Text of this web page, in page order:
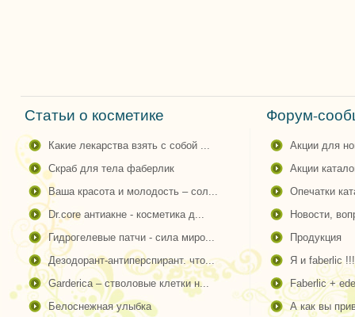
Статьи о косметике
какие лекарства взять с собой ...
скраб для тела фаберлик
ваша красота и молодость – сол...
dr.core антиакне - косметика д...
гидрогелевые патчи - сила миро...
дезодорант-антиперспирант. что...
garderica – стволовые клетки н...
белоснежная улыбка
Форум-
акции для
акции
опечатки
новости,
продукция
я и faberlic !!!
faberlic +
а как вы